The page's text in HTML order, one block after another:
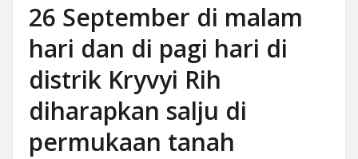
26 September di malam
hari dan di pagi hari di
distrik Kryvyi Rih
diharapkan salju di
permukaan tanah